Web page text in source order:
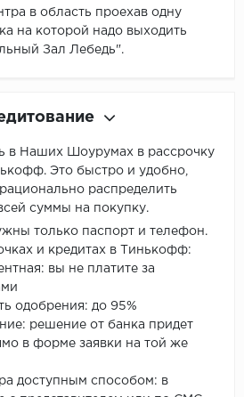
в область проехав одну
на которой надо выходить
Зал Лебедь".
в Наших Шоурумах в рассрочку
Это быстро и удобно,
распределить
суммы на покупку.
только паспорт и телефон.
и кредитах в Тинькофф:
вы не платите за
одобрения: до 95%
решение от банка придет
в форме заявки на той же
доступным способом: в